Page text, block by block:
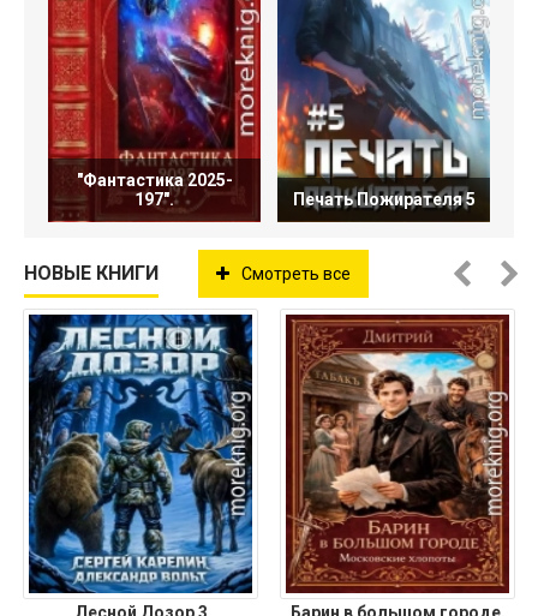
"Фантастика 2025-
197".
Печать Пожирателя 5
НОВЫЕ КНИГИ Смотреть все